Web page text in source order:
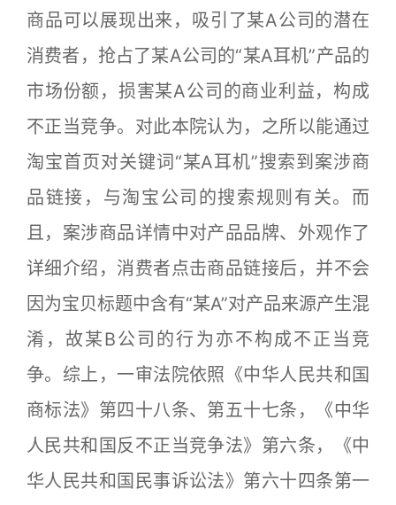
商品可以展现出来，吸引了某A公司的潜在
消费者，抢占了某A公司的“某A耳机”产品的
市场份额，损害某A公司的商业利益，构成
不正当竞争。对此本院认为，之所以能通过
淘宝首页对关键词“某A耳机”搜索到案涉商
品链接，与淘宝公司的搜索规则有关。而
且，案涉商品详情中对产品品牌、外观作了
详细介绍，消费者点击商品链接后，并不会
因为宝贝标题中含有“某A”对产品来源产生混
淆，故某B公司的行为亦不构成不正当竞
争。综上，一审法院依照《中华人民共和国
商标法》第四十八条、第五十七条，《中华
人民共和国反不正当竞争法》第六条，《中
华人民共和国民事诉讼法》第六十四条第一